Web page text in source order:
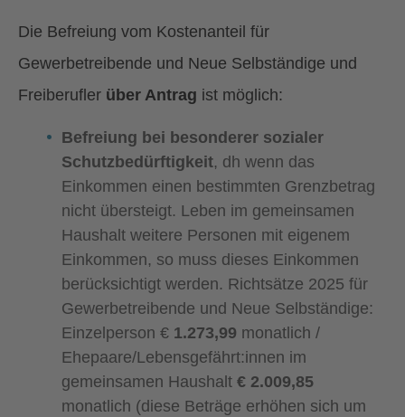
Die Befreiung vom Kostenanteil für
Gewerbetreibende und Neue Selbständige und
Freiberufler über Antrag ist möglich:
Befreiung bei besonderer sozialer
Schutzbedürftigkeit, dh wenn das
Einkommen einen bestimmten Grenzbetrag
nicht übersteigt. Leben im gemeinsamen
Haushalt weitere Personen mit eigenem
Einkommen, so muss dieses Einkommen
berücksichtigt werden. Richtsätze 2025 für
Gewerbetreibende und Neue Selbständige:
Einzelperson € 1.273,99 monatlich /
Ehepaare/Lebensgefährt:innen im
gemeinsamen Haushalt € 2.009,85
monatlich (diese Beträge erhöhen sich um